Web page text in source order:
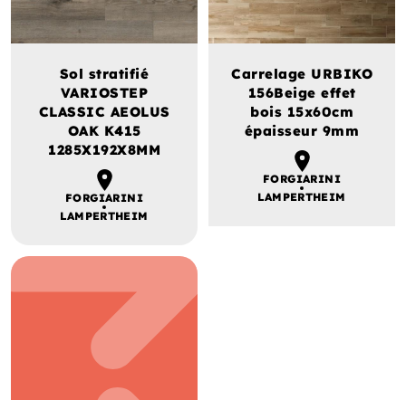
Sol stratifié
VARIOSTEP
CLASSIC AEOLUS
OAK K415
1285X192X8MM
FORGIARINI
LAMPERTHEIM
Carrelage URBIKO
156Beige effet
bois 15x60cm
épaisseur 9mm
FORGIARINI
LAMPERTHEIM